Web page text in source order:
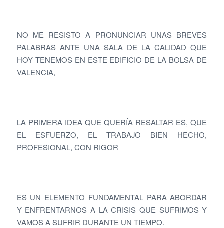
NO ME RESISTO A PRONUNCIAR UNAS BREVES
PALABRAS ANTE UNA SALA DE LA CALIDAD QUE
HOY TENEMOS EN ESTE EDIFICIO DE LA BOLSA DE
VALENCIA,
LA PRIMERA IDEA QUE QUERÍA RESALTAR ES, QUE
EL ESFUERZO, EL TRABAJO BIEN HECHO,
PROFESIONAL, CON RIGOR
ES UN ELEMENTO FUNDAMENTAL PARA ABORDAR
Y ENFRENTARNOS A LA CRISIS QUE SUFRIMOS Y
VAMOS A SUFRIR DURANTE UN TIEMPO.